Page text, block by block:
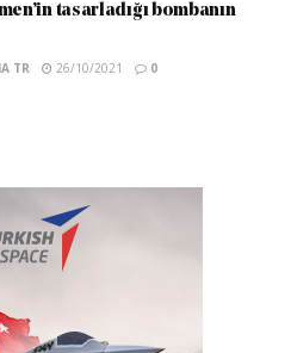
tasarladığı bombanın
TR 26/10/2021 0